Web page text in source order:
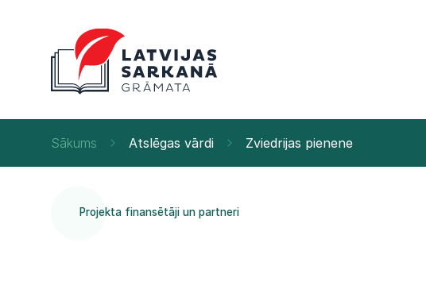
Sākums Atslēgas vārdi Zviedrijas pienene
Projekta finansētāji un partneri